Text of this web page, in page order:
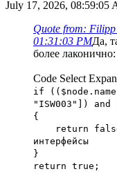
July 17, 2026, 08:59:05
Quote from: Filipp
01:31:03 PMДа,
более лаконично:
Code Select
if
"ISW003"]) and
{
return false;
интерфейсы
}
return true;